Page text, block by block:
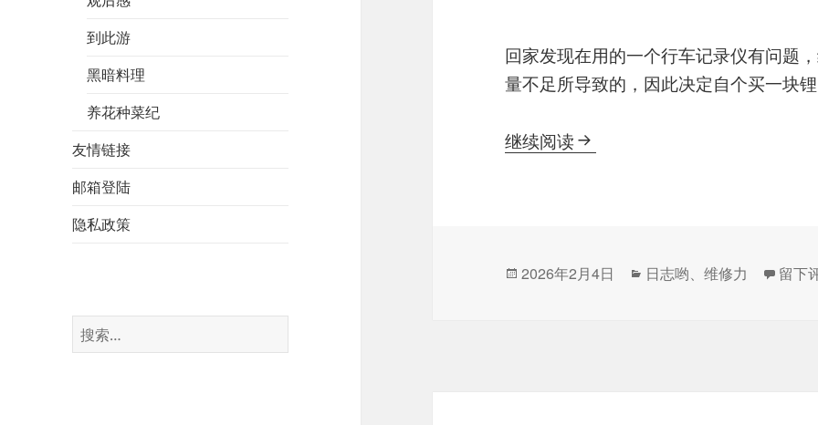
到此游
黑暗料理
养花种菜纪
友情链接
邮箱登陆
隐私政策
搜
索：
回家发现在用的一个行车记录仪有问题
量不足所导致的，因此决定自个买一块
继续阅读【0204】自个替换行车记录仪
发
2026年2月4日
分
日志哟、维修力 于【
留下